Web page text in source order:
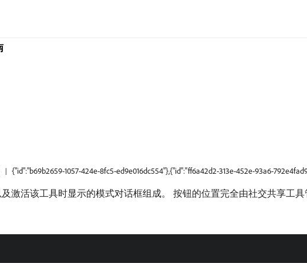
{"id":"b69b2659-1057-424e-8fc5-ed9e016dc554"},{"id":"ff6a42d2-313e-452e-93a6-
激活该工具时显示的模式对话框组成。 按钮的位置完全由社交共享工具